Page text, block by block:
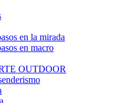
en la mirada
en macro
OUTDOOR